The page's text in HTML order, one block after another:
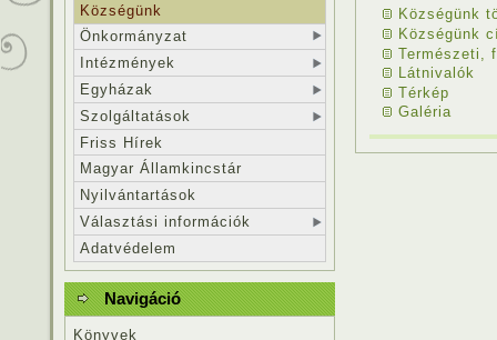
Községünk
Községünk
Természeti,
Látnivalók
Térkép
Galéria
Községünk
Önkormányzat
Intézmények
Egyházak
Szolgáltatások
Friss Hírek
Magyar Államkincstár
Nyilvántartások
Választási információk
Adatvédelem
Navigáció
Könyvek